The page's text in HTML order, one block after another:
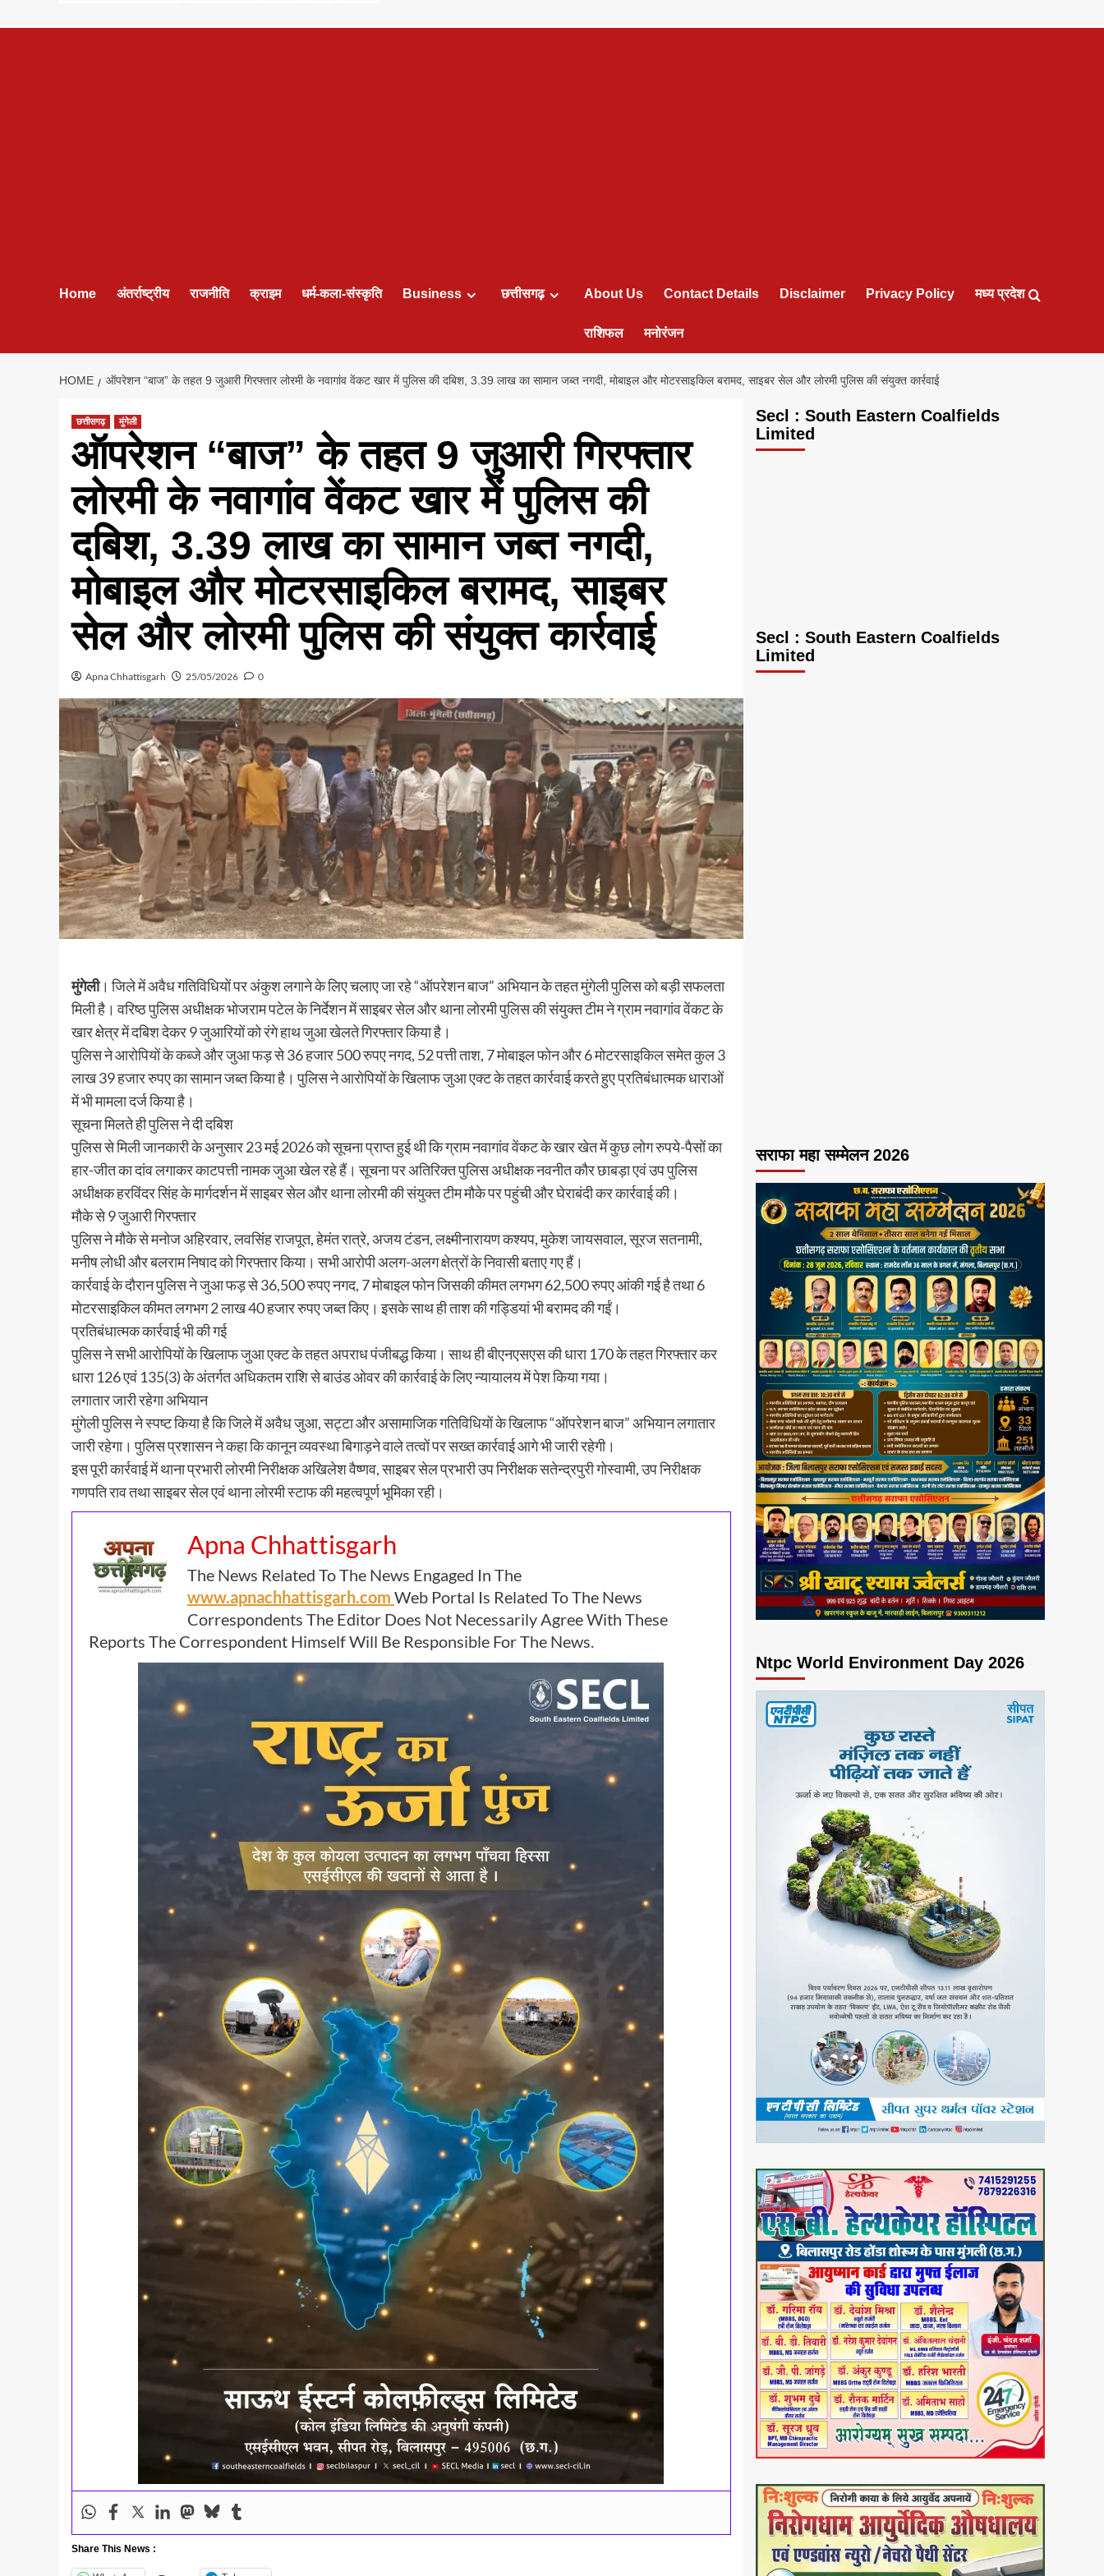
Home अंतर्राष्ट्रीय राजनीति क्राइम धर्म-कला-संस्कृति Business छत्तीसगढ़ About Us Contact Details Disclaimer Privacy Policy मध्य प्रदेश
राशिफल मनोरंजन
HOME ऑपरेशन “बाज” के तहत 9 जुआरी गिरफ्तार लोरमी के नवागांव वेंकट खार में पुलिस की दबिश, 3.39 लाख का सामान जब्त नगदी, मोबाइल और मोटरसाइकिल बरामद, साइबर सेल और लोरमी पुलिस की संयुक्त कार्रवाई
छत्तीसगढ़ मुंगेली
ऑपरेशन “बाज” के तहत 9 जुआरी गिरफ्तार
लोरमी के नवागांव वेंकट खार में पुलिस की
दबिश, 3.39 लाख का सामान जब्त नगदी,
मोबाइल और मोटरसाइकिल बरामद, साइबर
सेल और लोरमी पुलिस की संयुक्त कार्रवाई
Apna Chhattisgarh 25/05/2026 0
मुंगेली। जिले में अवैध गतिविधियों पर अंकुश लगाने के लिए चलाए जा रहे “ऑपरेशन बाज” अभियान के तहत मुंगेली पुलिस को बड़ी सफलता
मिली है। वरिष्ठ पुलिस अधीक्षक भोजराम पटेल के निर्देशन में साइबर सेल और थाना लोरमी पुलिस की संयुक्त टीम ने ग्राम नवागांव वेंकट के
खार क्षेत्र में दबिश देकर 9 जुआरियों को रंगे हाथ जुआ खेलते गिरफ्तार किया है।
पुलिस ने आरोपियों के कब्जे और जुआ फड़ से 36 हजार 500 रुपए नगद, 52 पत्ती ताश, 7 मोबाइल फोन और 6 मोटरसाइकिल समेत कुल 3
लाख 39 हजार रुपए का सामान जब्त किया है। पुलिस ने आरोपियों के खिलाफ जुआ एक्ट के तहत कार्रवाई करते हुए प्रतिबंधात्मक धाराओं
में भी मामला दर्ज किया है।
सूचना मिलते ही पुलिस ने दी दबिश
पुलिस से मिली जानकारी के अनुसार 23 मई 2026 को सूचना प्राप्त हुई थी कि ग्राम नवागांव वेंकट के खार खेत में कुछ लोग रुपये-पैसों का
हार-जीत का दांव लगाकर काटपत्ती नामक जुआ खेल रहे हैं। सूचना पर अतिरिक्त पुलिस अधीक्षक नवनीत कौर छाबड़ा एवं उप पुलिस
अधीक्षक हरविंदर सिंह के मार्गदर्शन में साइबर सेल और थाना लोरमी की संयुक्त टीम मौके पर पहुंची और घेराबंदी कर कार्रवाई की।
मौके से 9 जुआरी गिरफ्तार
पुलिस ने मौके से मनोज अहिरवार, लवसिंह राजपूत, हेमंत रात्रे, अजय टंडन, लक्ष्मीनारायण कश्यप, मुकेश जायसवाल, सूरज सतनामी,
मनीष लोधी और बलराम निषाद को गिरफ्तार किया। सभी आरोपी अलग-अलग क्षेत्रों के निवासी बताए गए हैं।
कार्रवाई के दौरान पुलिस ने जुआ फड़ से 36,500 रुपए नगद, 7 मोबाइल फोन जिसकी कीमत लगभग 62,500 रुपए आंकी गई है तथा 6
मोटरसाइकिल कीमत लगभग 2 लाख 40 हजार रुपए जब्त किए। इसके साथ ही ताश की गड्डियां भी बरामद की गईं।
प्रतिबंधात्मक कार्रवाई भी की गई
पुलिस ने सभी आरोपियों के खिलाफ जुआ एक्ट के तहत अपराध पंजीबद्ध किया। साथ ही बीएनएसएस की धारा 170 के तहत गिरफ्तार कर
धारा 126 एवं 135(3) के अंतर्गत अधिकतम राशि से बाउंड ओवर की कार्रवाई के लिए न्यायालय में पेश किया गया।
लगातार जारी रहेगा अभियान
मुंगेली पुलिस ने स्पष्ट किया है कि जिले में अवैध जुआ, सट्टा और असामाजिक गतिविधियों के खिलाफ “ऑपरेशन बाज” अभियान लगातार
जारी रहेगा। पुलिस प्रशासन ने कहा कि कानून व्यवस्था बिगाड़ने वाले तत्वों पर सख्त कार्रवाई आगे भी जारी रहेगी।
इस पूरी कार्रवाई में थाना प्रभारी लोरमी निरीक्षक अखिलेश वैष्णव, साइबर सेल प्रभारी उप निरीक्षक सतेन्द्रपुरी गोस्वामी, उप निरीक्षक
गणपति राव तथा साइबर सेल एवं थाना लोरमी स्टाफ की महत्वपूर्ण भूमिका रही।
Apna Chhattisgarh
The News Related To The News Engaged In The
www.apnachhattisgarh.com Web Portal Is Related To The News
Correspondents The Editor Does Not Necessarily Agree With These
Reports The Correspondent Himself Will Be Responsible For The News.
Share This News :
Secl : South Eastern Coalfields
Limited
Secl : South Eastern Coalfields
Limited
सराफा महा सम्मेलन 2026
Ntpc World Environment Day 2026